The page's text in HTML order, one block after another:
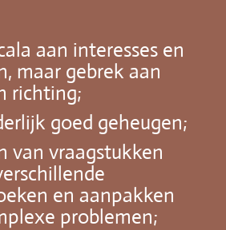
aan interesses en
maar gebrek aan
richting;
goed geheugen;
van vraagstukken
en aanpakken
problemen;